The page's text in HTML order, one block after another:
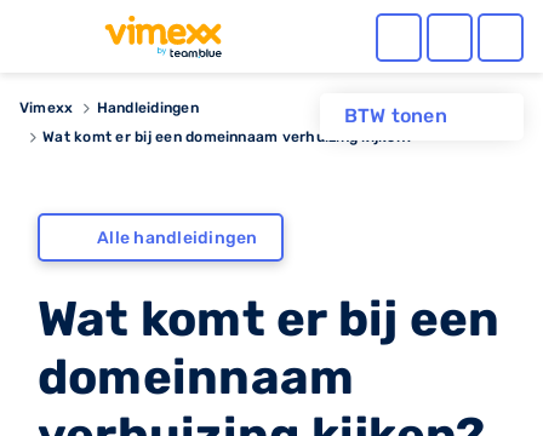
BTW tonen
Vimexx
Handleidingen
Wat komt er bij een domeinnaam verhuizing kijken?
Alle handleidingen
Wat komt er bij een
domeinnaam